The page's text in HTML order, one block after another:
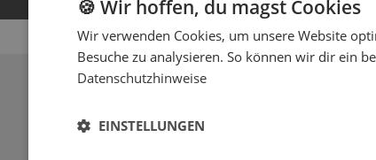
Wie kann ich mich als Anbieter bei
Du suchst neue Aufträge in Deiner Region? Wir sind
oder Live-Musiker bei EVELY bewerben.
🍪 Wir hoffen, du magst Cookies
Wir verwenden Cookies, um unsere Website
Besuche zu analysieren. So können wir dir ein
Datenschutzhinweise
EINSTELLUNGEN